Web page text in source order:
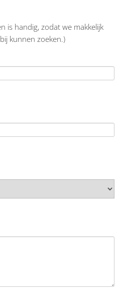
is handig, zodat we makkelijk
kunnen zoeken.)